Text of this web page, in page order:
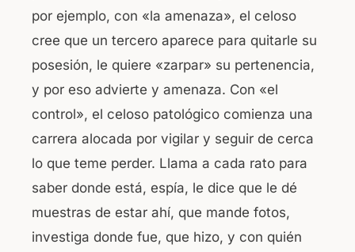
por ejemplo, con «la amenaza», el celoso
cree que un tercero aparece para quitarle su
posesión, le quiere «zarpar» su pertenencia,
y por eso advierte y amenaza. Con «el
control», el celoso patológico comienza una
carrera alocada por vigilar y seguir de cerca
lo que teme perder. Llama a cada rato para
saber donde está, espía, le dice que le dé
muestras de estar ahí, que mande fotos,
investiga donde fue, que hizo, y con quién